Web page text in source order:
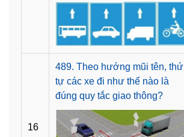
16
489. Theo hướng mũi tên, thứ
tự các xe đi như thế nào là
đúng quy tắc giao thông?